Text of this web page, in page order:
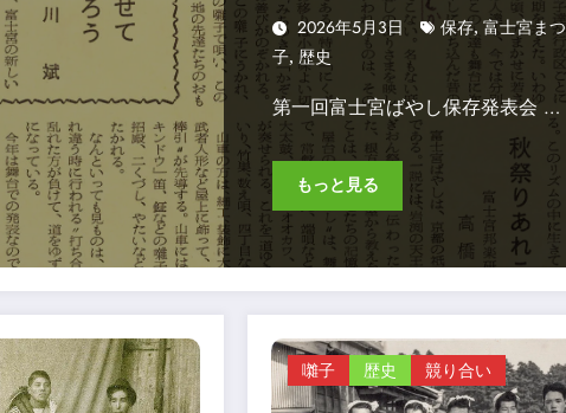
2026年5月3日 保存, 富士宮ま
子, 歴史
第一回富士宮ばやし保存発表会 …
もっと見る
囃子 歴史 競り合い